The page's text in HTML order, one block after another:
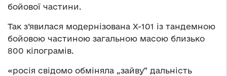
бойової частини.
Так з’явилася модернізована Х-101 із тандемною
бойовою частиною загальною масою близько
800 кілограмів.
«росія свідомо обміняла „зайву“ дальність